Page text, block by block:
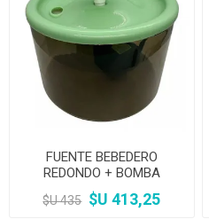
FUENTE BEBEDERO
REDONDO + BOMBA
12X15CM
$U 435 $U 413,25